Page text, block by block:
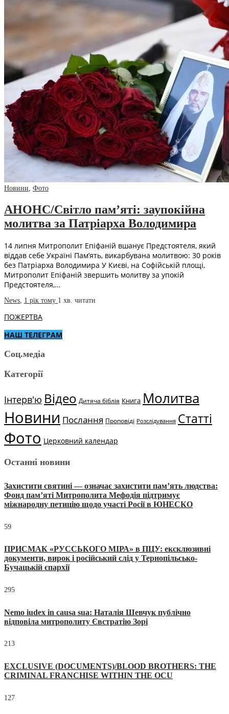
Новини, Фото
АНОНС/Світло пам’яті: заупокійна
молитва за Патріарха Володимира
14 липня Митрополит Епіфаній вшанує Предстоятеля, який
віддав себе Україні Пам’ять, викарбувана молитвою: 30 років
без Патріарха Володимира У Києві, на Софійській площі,
Митрополит Епіфаній звершить молитву за упокій
Предстоятеля,…
News, 1 рік тому 1 хв. читати
ПОЖЕРТВА
НАШ ТЕЛЕГРАМ
Соц.медіа
Категорії
Інтерв'ю Відео Дитяча біблія Книга Молитва
Новини Послання Проповіді Розслідування Статті
Фото Церковний календар
Останні новини
Захистити святині — означає захистити пам’ять людства:
Фонд пам’яті Митрополита Мефодія підтримує
міжнародну петицію щодо участі Росії в ЮНЕСКО
59
ПРИСМАК «РУССЬКОГО МІРА» в ПЦУ: ексклюзивні
документи, вирок і російський слід у Тернопільсько-
Бучацькій єпархії
295
Nemo iudex in causa sua: Наталія Шевчук публічно
відповіла митрополиту Євстратію Зорі
213
EXCLUSIVE (DOCUMENTS)/BLOOD BROTHERS: THE
CRIMINAL FRANCHISE WITHIN THE OCU
127